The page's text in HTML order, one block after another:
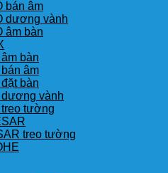
bán âm
dương vành
âm bàn
bàn
âm
bàn
vành
tường
treo tường